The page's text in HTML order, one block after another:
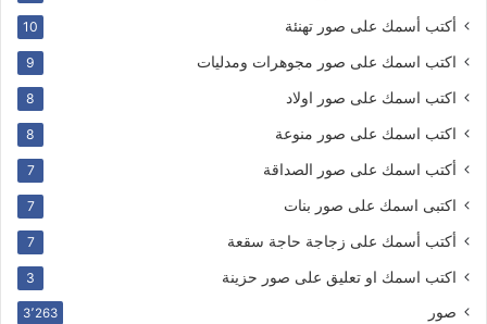
أكتب أسمك على صور تهنئة 10
اكتب اسمك على صور مجوهرات ومدليات 9
اكتب اسمك على صور اولاد 8
اكتب اسمك على صور منوعة 8
أكتب اسمك على صور الصداقة 7
اكتبى اسمك على صور بنات 7
أكتب أسمك على زجاجة حاجة سقعة 7
اكتب اسمك او تعليق على صور حزينة 3
صور 3٬263